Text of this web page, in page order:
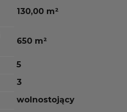
130,00 m²
650 m²
5
3
wolnostojący